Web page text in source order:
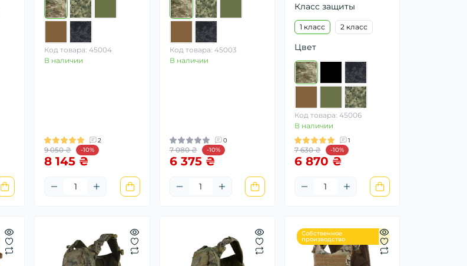
Код товара: 45004
В наличии
2
9 050 ₴ -10%
8 145 ₴
Код товара: 45003
В наличии
0
7 080 ₴ -10%
6 375 ₴
Класс защиты
1 класс 2 класс
Цвет
Код товара: 45006
В наличии
1
7 630 ₴ -10%
6 870 ₴
Собственное
производство